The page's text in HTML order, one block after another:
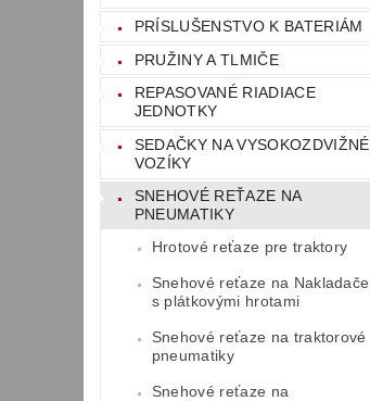
PRÍSLUŠENSTVO K BATERIÁM
PRUŽINY A TLMIČE
REPASOVANÉ RIADIACE
JEDNOTKY
SEDAČKY NA VYSOKOZDVIŽNÉ
VOZÍKY
SNEHOVÉ REŤAZE NA
PNEUMATIKY
Hrotové reťaze pre traktory
Snehové reťaze na Nakladače
s plátkovými hrotami
Snehové reťaze na traktorové
pneumatiky
Snehové reťaze na